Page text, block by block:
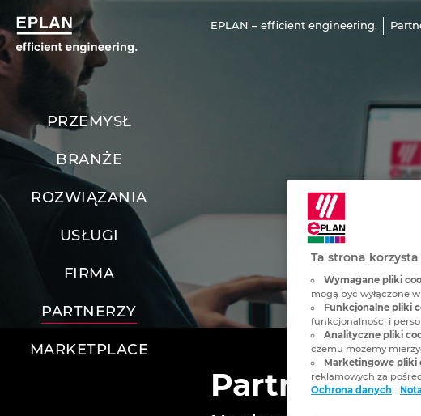
EPLAN – efficient engineering.
PRZEMYSŁ
BRANŻE
ROZWIĄZANIA
USŁUGI
FIRMA
PARTNERZY
MARKETPLACE
Partner ds.
Ta strona
Wymagane pliki
mogą być wyłączone
Funkcjonalne pliki
funkcjonalności i
Analityczne pliki
czemu możemy
Marketingowe pliki
reklamowych za
Ochrona danych